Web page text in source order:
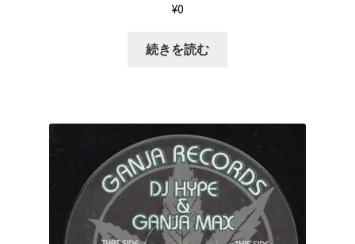
¥0
続きを読む